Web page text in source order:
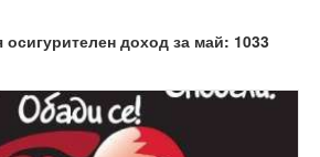
доход за май: 1033